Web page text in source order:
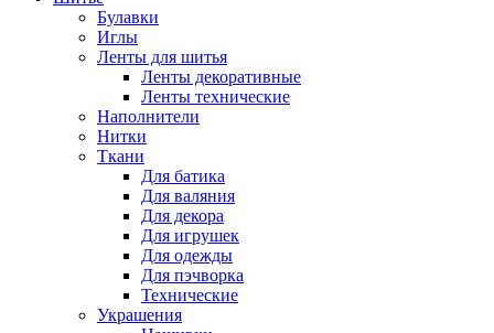
Булавки
Иглы
Ленты для шитья
Ленты декоративные
Ленты технические
Наполнители
Нитки
Ткани
Для батика
Для валяния
Для декора
Для игрушек
Для одежды
Для пэчворка
Технические
Украшения